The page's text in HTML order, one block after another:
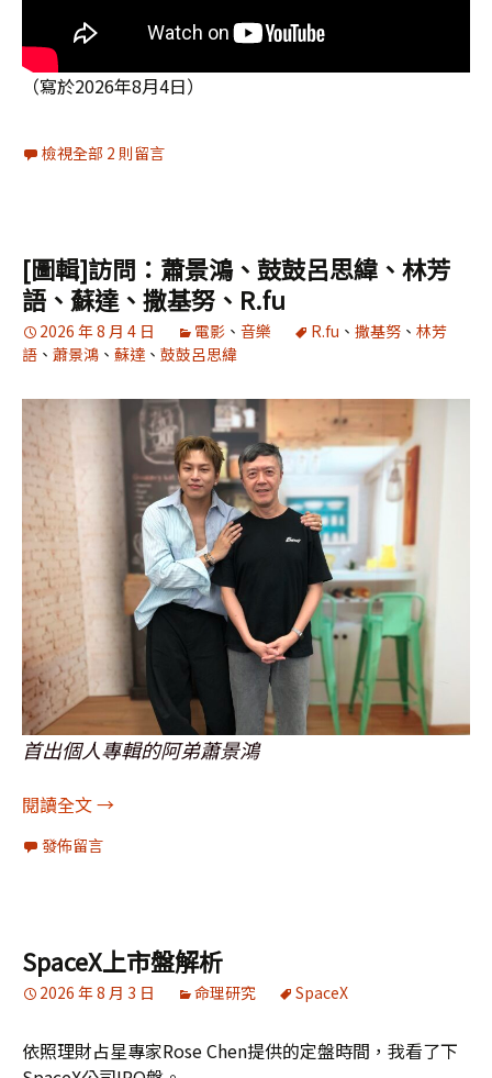
（寫於2026年8月4日）
檢視全部 2 則留言
[圖輯]訪問：蕭景鴻、鼓鼓呂思緯、林芳
語、蘇達、撒基努、R.fu
2026 年 8 月 4 日 電影 、 音樂 R.fu 、 撒基努 、 林芳
語 、 蕭景鴻 、 蘇達 、 鼓鼓呂思緯
首出個人專輯的阿弟蕭景鴻
閱讀全文[圖輯]訪問：蕭景鴻、鼓鼓呂思緯、林芳語、蘇達
→
發佈留言
SpaceX上市盤解析
2026 年 8 月 3 日 命理研究 SpaceX
依照理財占星專家Rose Chen提供的定盤時間，我看了下